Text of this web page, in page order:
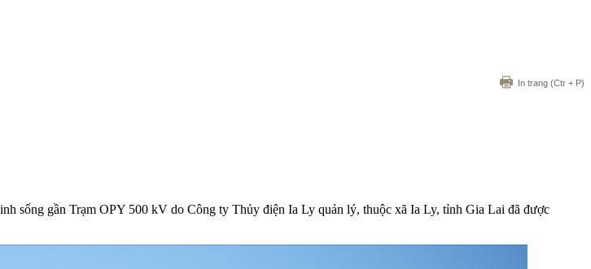
In trang (Ctr + P)
sống gần Trạm OPY 500 kV do Công ty Thủy điện Ia Ly quản lý, thuộc xã Ia Ly, tỉnh Gia Lai đã được